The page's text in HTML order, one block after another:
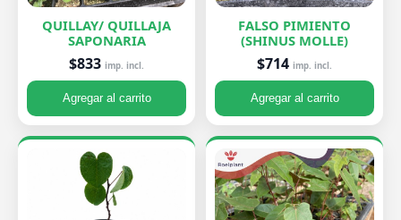
QUILLAY/ QUILLAJA
SAPONARIA
$833 imp. incl.
Agregar al carrito
FALSO PIMIENTO
(SHINUS MOLLE)
$714 imp. incl.
Agregar al carrito